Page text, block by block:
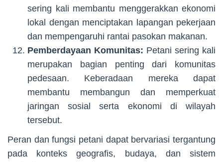
sering kali membantu menggerakkan ekonomi
lokal dengan menciptakan lapangan pekerjaan
dan mempengaruhi rantai pasokan makanan.
Pemberdayaan Komunitas: Petani sering kali
merupakan bagian penting dari komunitas
pedesaan. Keberadaan mereka dapat
membantu membangun dan memperkuat
jaringan sosial serta ekonomi di wilayah
tersebut.
Peran dan fungsi petani dapat bervariasi tergantung
pada konteks geografis, budaya, dan sistem